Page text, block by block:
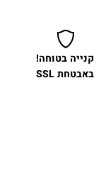
קנייה בטוחה!
באבטחת SSL